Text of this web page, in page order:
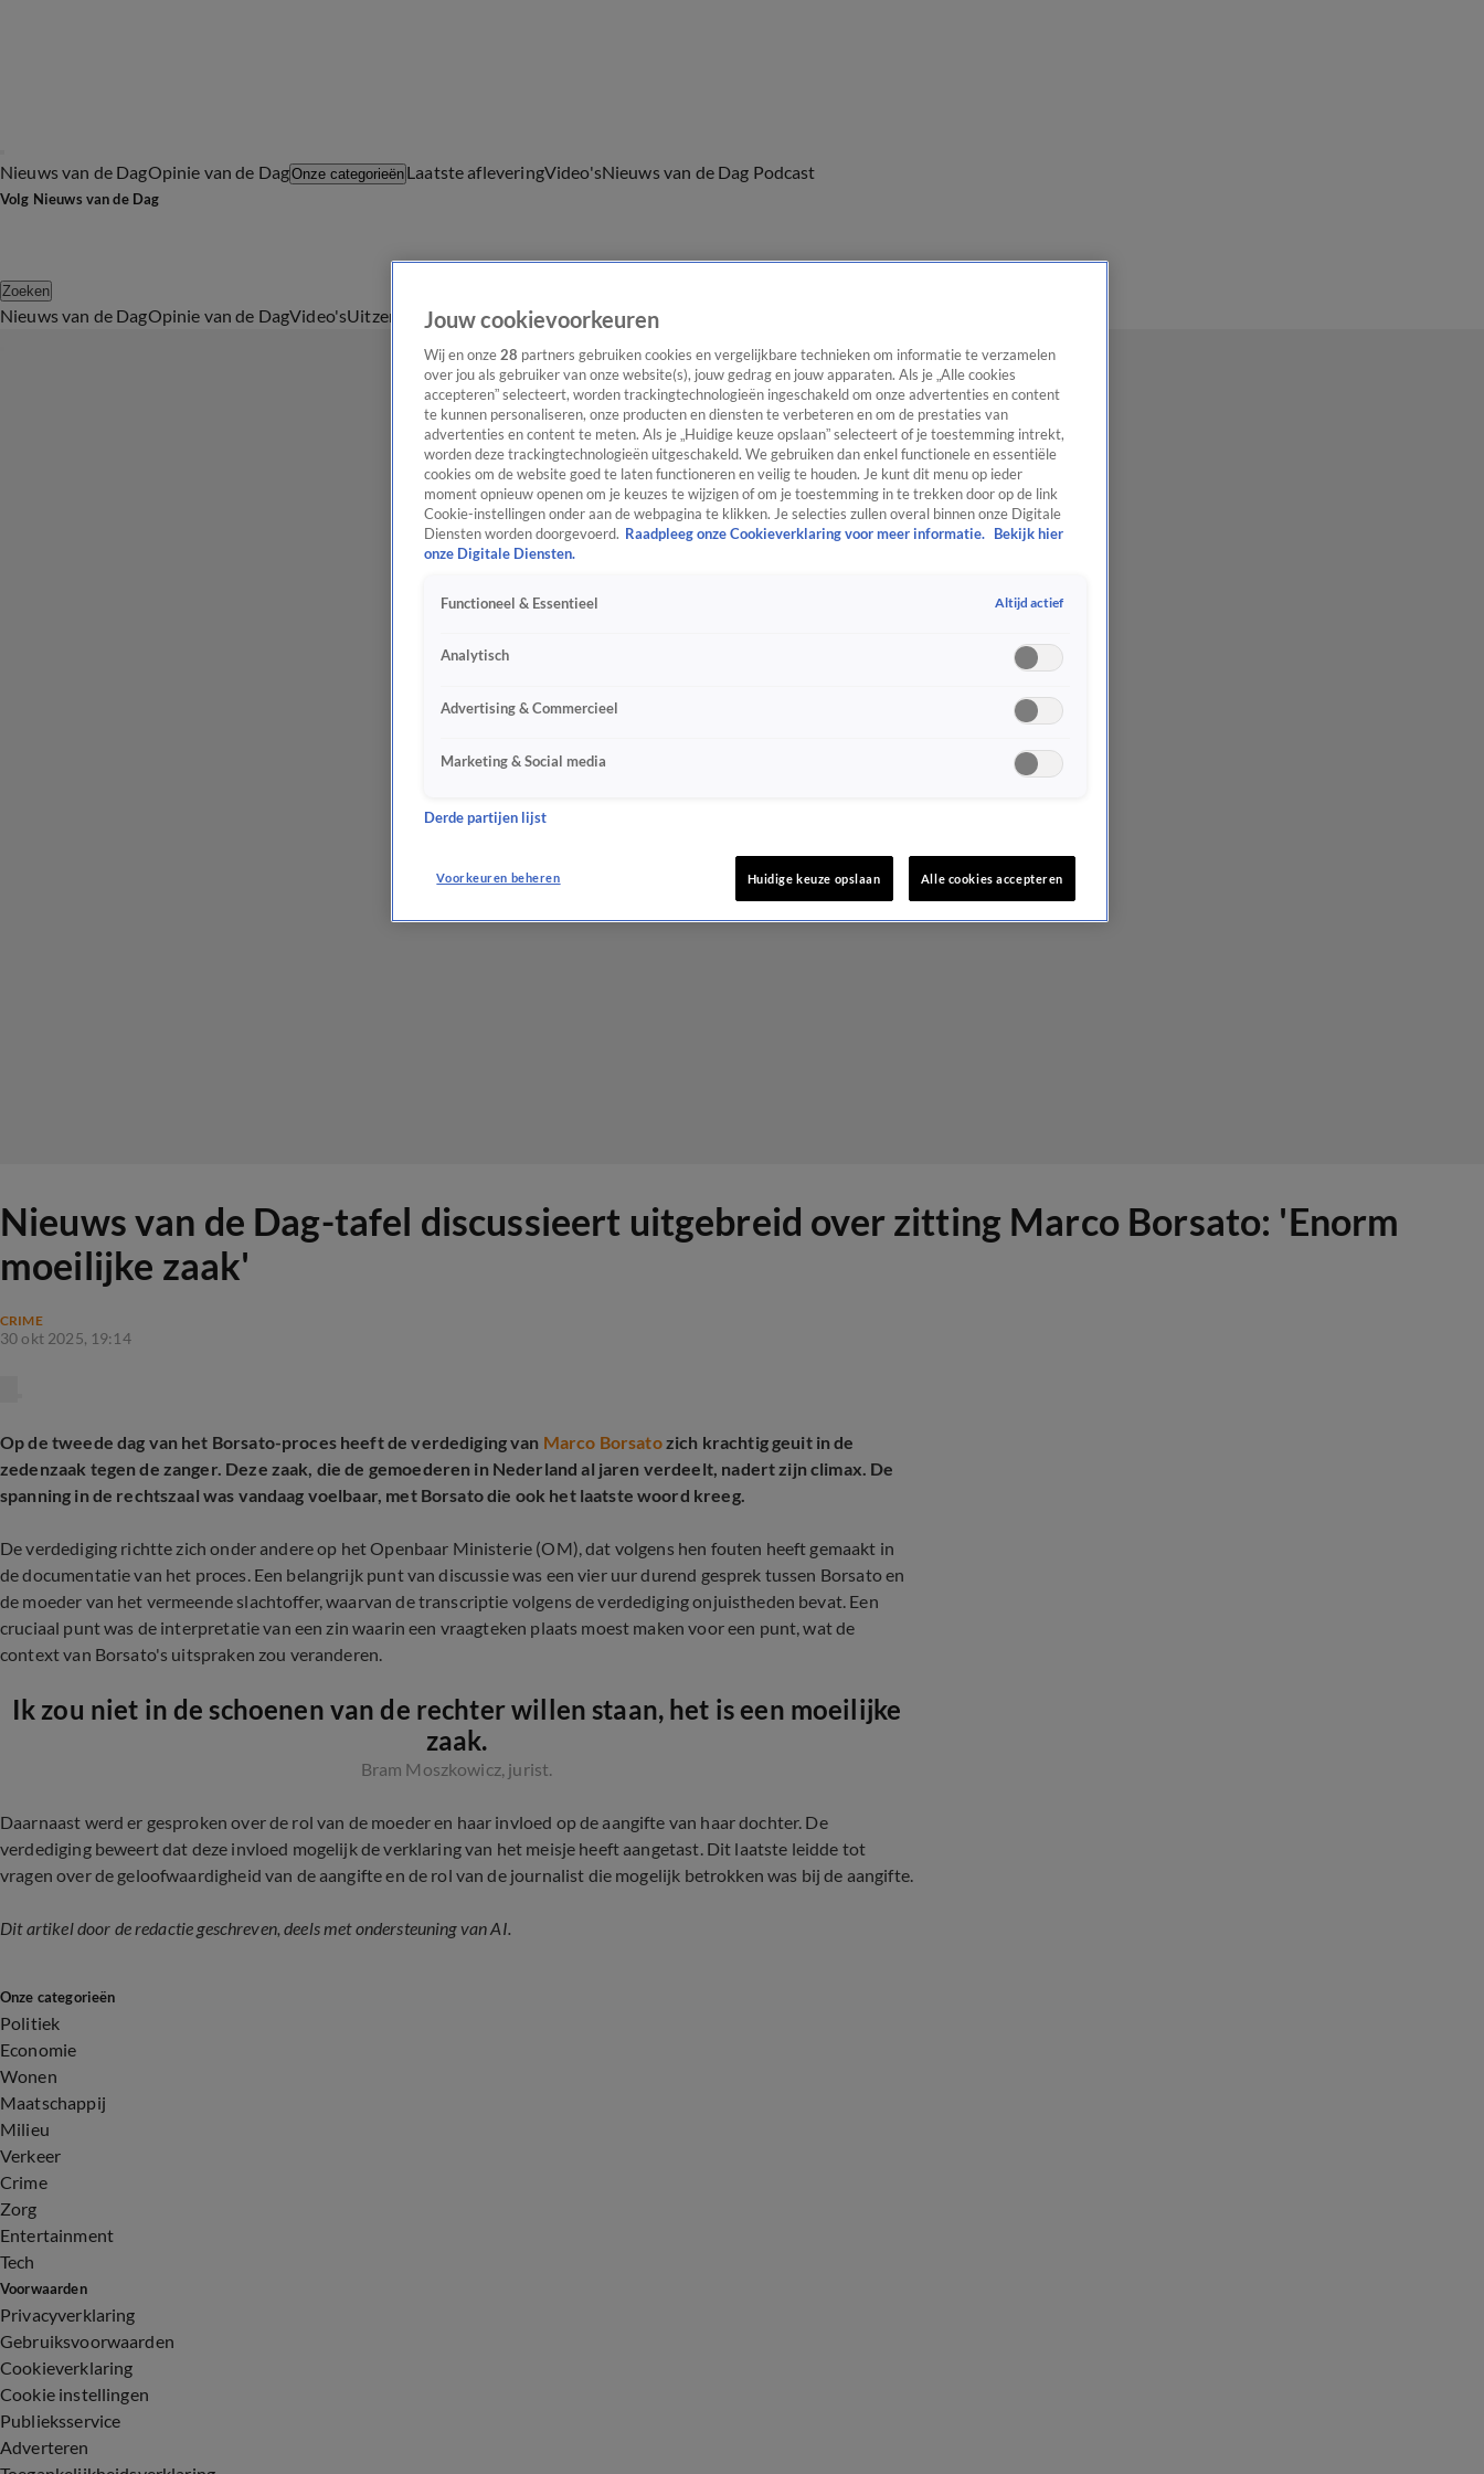
Nieuws van de DagOpinie van de DagOnze categorieën Laatste afleveringVideo'sNieuws van de Dag Podcast
Volg Nieuws van de Dag
Zoeken
Nieuws van de DagOpinie van de DagVideo'sUitzendingenPodcastPanelContact
Nieuws van de Dag-tafel discussieert uitgebreid over zitting Marco Borsato: 'Enorm
moeilijke zaak'
CRIME
30 okt 2025, 19:14
Op de tweede dag van het Borsato-proces heeft de verdediging van Marco Borsatozich krachtig geuit in de
zedenzaak tegen de zanger. Deze zaak, die de gemoederen in Nederland al jaren verdeelt, nadert zijn climax. De
spanning in de rechtszaal was vandaag voelbaar, met Borsato die ook het laatste woord kreeg.
De verdediging richtte zich onder andere op het Openbaar Ministerie (OM), dat volgens hen fouten heeft gemaakt in
de documentatie van het proces. Een belangrijk punt van discussie was een vier uur durend gesprek tussen Borsato en
de moeder van het vermeende slachtoffer, waarvan de transcriptie volgens de verdediging onjuistheden bevat. Een
cruciaal punt was de interpretatie van een zin waarin een vraagteken plaats moest maken voor een punt, wat de
context van Borsato's uitspraken zou veranderen.
Ik zou niet in de schoenen van de rechter willen staan, het is een moeilijke
zaak.
Bram Moszkowicz, jurist.
Daarnaast werd er gesproken over de rol van de moeder en haar invloed op de aangifte van haar dochter. De
verdediging beweert dat deze invloed mogelijk de verklaring van het meisje heeft aangetast. Dit laatste leidde tot
vragen over de geloofwaardigheid van de aangifte en de rol van de journalist die mogelijk betrokken was bij de aangifte.
Dit artikel door de redactie geschreven, deels met ondersteuning van AI.
Onze categorieën
Politiek
Economie
Wonen
Maatschappij
Milieu
Verkeer
Crime
Zorg
Entertainment
Tech
Voorwaarden
Privacyverklaring
Gebruiksvoorwaarden
Cookieverklaring
Cookie instellingen
Publieksservice
Adverteren
Jouw cookievoorkeuren
Wij en onze 28 partners gebruiken cookies en vergelijkbare technieken om informatie te verzamelen
over jou als gebruiker van onze website(s), jouw gedrag en jouw apparaten. Als je „Alle cookies
accepteren” selecteert, worden trackingtechnologieën ingeschakeld om onze advertenties en content
te kunnen personaliseren, onze producten en diensten te verbeteren en om de prestaties van
advertenties en content te meten. Als je „Huidige keuze opslaan” selecteert of je toestemming intrekt,
worden deze trackingtechnologieën uitgeschakeld. We gebruiken dan enkel functionele en essentiële
cookies om de website goed te laten functioneren en veilig te houden. Je kunt dit menu op ieder
moment opnieuw openen om je keuzes te wijzigen of om je toestemming in te trekken door op de link
Cookie-instellingen onder aan de webpagina te klikken. Je selecties zullen overal binnen onze Digitale
Diensten worden doorgevoerd. Raadpleeg onze Cookieverklaring voor meer informatie.
Bekijk hier
onze Digitale Diensten.
Functioneel & Essentieel Altijd actief
Analytisch
Advertising & Commercieel
Marketing & Social media
Derde partijen lijst
Voorkeuren beheren Huidige keuze opslaan Alle cookies accepteren